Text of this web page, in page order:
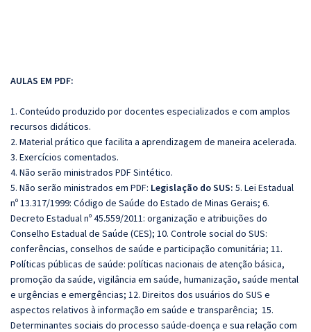
AULAS EM PDF:
1. Conteúdo produzido por docentes especializados e com amplos
recursos didáticos.
2. Material prático que facilita a aprendizagem de maneira acelerada.
3. Exercícios comentados.
4. Não serão ministrados PDF Sintético.
5. Não serão ministrados em PDF: Legislação do SUS: 5. Lei Estadual
nº 13.317/1999: Código de Saúde do Estado de Minas Gerais; 6.
Decreto Estadual nº 45.559/2011: organização e atribuições do
Conselho Estadual de Saúde (CES); 10. Controle social do SUS:
conferências, conselhos de saúde e participação comunitária; 11.
Políticas públicas de saúde: políticas nacionais de atenção básica,
promoção da saúde, vigilância em saúde, humanização, saúde mental
e urgências e emergências; 12. Direitos dos usuários do SUS e
aspectos relativos à informação em saúde e transparência; 15.
Determinantes sociais do processo saúde-doença e sua relação com